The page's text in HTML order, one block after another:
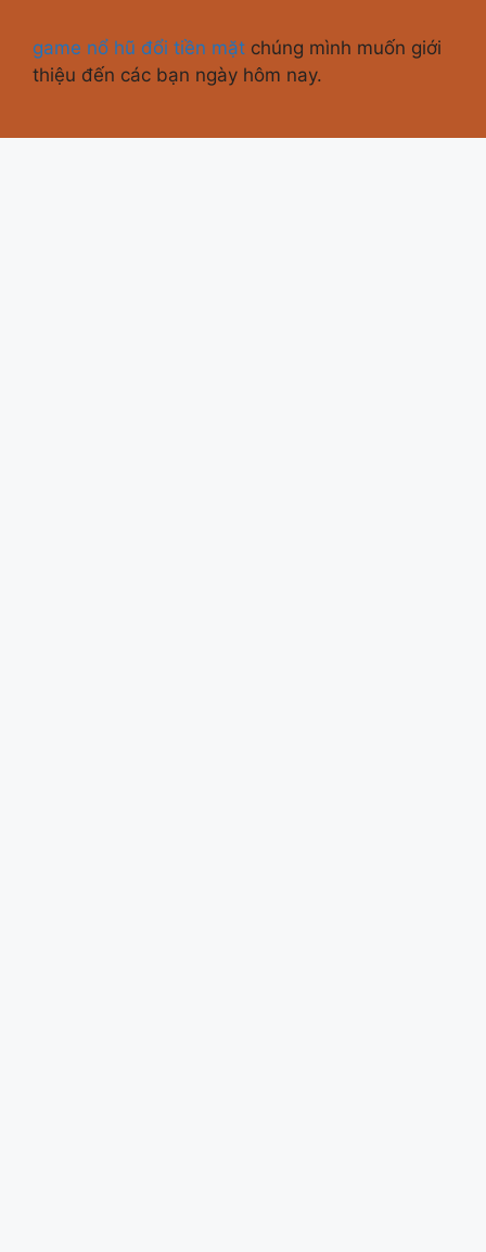
game nổ hũ đổi tiền mặt chúng mình muốn giới
thiệu đến các bạn ngày hôm nay.